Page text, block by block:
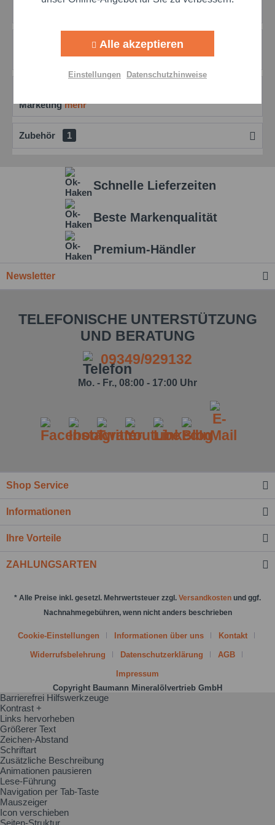
Felder mit * sind Pflichtfelder.
0
Bewertungen lesen, schreiben und diskutieren...
Marketingmehr
Zubehör 1
Schnelle Lieferzeiten
Beste Markenqualität
Premium-Händler
Newsletter
TELEFONISCHE UNTERSTÜTZUNG
UND BERATUNG
09349/929132
Mo. - Fr., 08:00 - 17:00 Uhr
Shop Service
Informationen
Ihre Vorteile
ZAHLUNGSARTEN
* Alle Preise inkl. gesetzl. Mehrwertsteuer zzgl. Versandkosten und ggf.
Nachnahmegebühren, wenn nicht anders beschrieben
Cookie-Einstellungen Informationen über uns Kontakt
Widerrufsbelehrung Datenschutzerklärung AGB
Impressum
Copyright Baumann Mineralölvertrieb GmbH
Personalisierung Aktiv
Alle akzeptieren
Einstellungen Datenschutzhinweise
Barrierefrei Hilfswerkzeuge
Kontrast +
Links hervorheben
Größerer Text
Zeichen-Abstand
Schriftart
Zusätzliche Beschreibung
Animationen pausieren
Lese-Führung
Navigation per Tab-Taste
Mauszeiger
Icon verschieben